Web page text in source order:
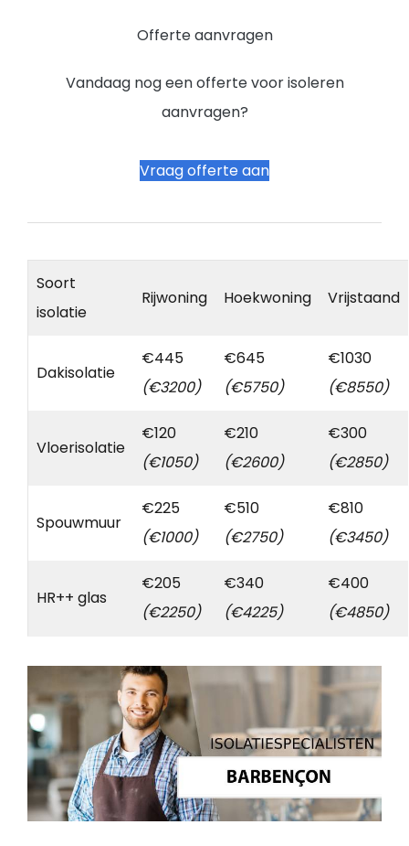
Offerte aanvragen
Vandaag nog een offerte voor isoleren
aanvragen?
Vraag offerte aan
Soort
isolatie
Rijwoning Hoekwoning Vrijstaand
Dakisolatie
€445
(€3200)
€645
(€5750)
€1030
(€8550)
Vloerisolatie
€120
(€1050)
€210
(€2600)
€300
(€2850)
Spouwmuur
€225
(€1000)
€510
(€2750)
€810
(€3450)
HR++ glas
€205
(€2250)
€340
(€4225)
€400
(€4850)